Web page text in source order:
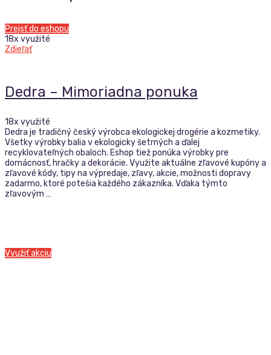
Prejsť do eshopu
18x využité
Zdieľať
Dedra – Mimoriadna ponuka
18x využité
Dedra je tradičný český výrobca ekologickej drogérie a kozmetiky.
Všetky výrobky balia v ekologicky šetrných a ďalej
recyklovateľných obaloch. Eshop tiež ponúka výrobky pre
domácnosť, hračky a dekorácie. Využite aktuálne zľavové kupóny a
zľavové kódy, tipy na výpredaje, zľavy, akcie, možnosti dopravy
zadarmo, ktoré potešia každého zákazníka. Vďaka týmto
zľavovým …
Využiť akciu